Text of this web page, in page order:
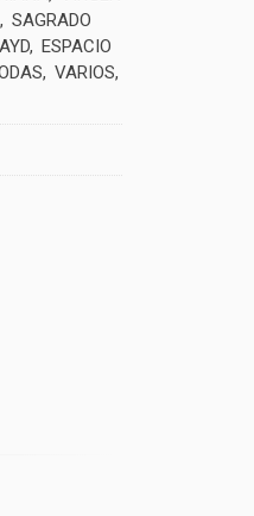
SAGRADO
ESPACIO
VARIOS